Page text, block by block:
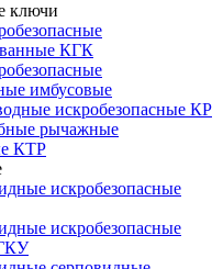
ключи
КГК
имбусовые
искробезопасные КР
рычажные
КТР
искробезопасные
искробезопасные